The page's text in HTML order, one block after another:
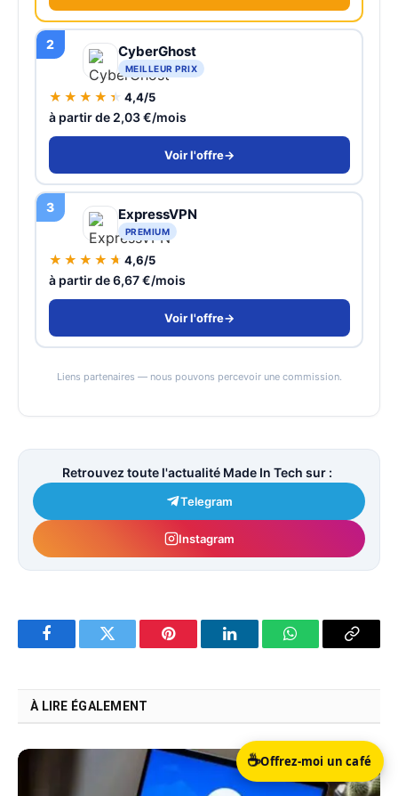
2 CyberGhost
MEILLEUR PRIX
★★★★★ 4,4/5
à partir de 2,03 €/mois
Voir l'offre→
3 ExpressVPN
PREMIUM
★★★★★ 4,6/5
à partir de 6,67 €/mois
Voir l'offre→
Liens partenaires — nous pouvons percevoir une commission.
Retrouvez toute l'actualité Made In Tech sur :
Telegram
Instagram
FacebookTwitter Pinterest LinkedInWhatsAppCopy
À LIRE ÉGALEMENT
☕Offrez-moi un café